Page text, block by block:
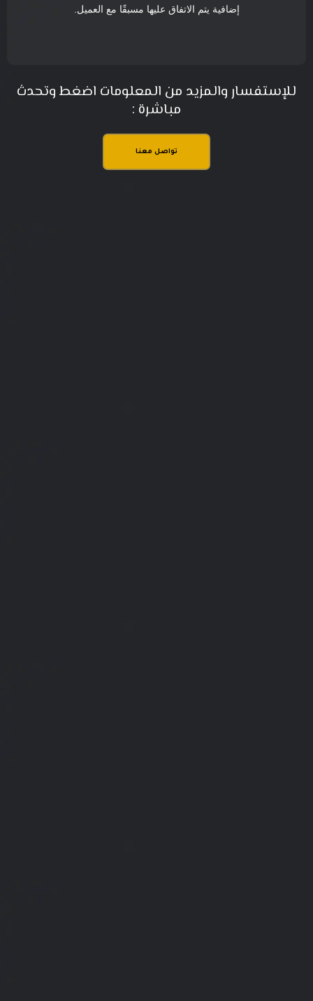
إضافية يتم الاتفاق عليها مسبقًا مع العميل.
للإستفسار والمزيد من المعلومات اضغط وتحدث
مباشرة :
تواصل معنا